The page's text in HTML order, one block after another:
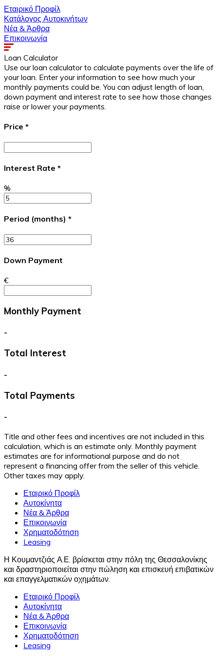
Εταιρικό Προφίλ
Κατάλογος Αυτοκινήτων
Νέα & Άρθρα
Επικοινωνία
Loan Calculator
Use our loan calculator to calculate payments over the life of
your loan. Enter your information to see how much your
monthly payments could be. You can adjust length of loan,
down payment and interest rate to see how those changes
raise or lower your payments.
Price *
Interest Rate *
%
Period (months) *
Down Payment
€
Monthly Payment
-
Total Interest
-
Total Payments
-
Title and other fees and incentives are not included in this
calculation, which is an estimate only. Monthly payment
estimates are for informational purpose and do not
represent a financing offer from the seller of this vehicle.
Other taxes may apply.
Εταιρικό Προφίλ
Αυτοκίνητα
Νέα & Άρθρα
Επικοινωνία
Χρηματοδότηση
Leasing
Η Κουμαντζιάς Α.Ε. βρίσκεται στην πόλη της Θεσσαλονίκης
και δραστηριοποιείται στην πώληση και επισκευή επιβατικών
και επαγγελματικών οχημάτων.
Εταιρικό Προφίλ
Αυτοκίνητα
Νέα & Άρθρα
Επικοινωνία
Χρηματοδότηση
Leasing